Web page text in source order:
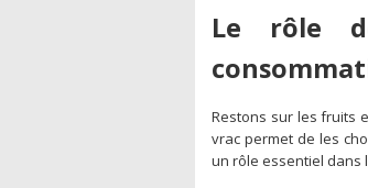
Le rôle
Restons sur les fruits
vrac permet de les
un rôle essentiel dans